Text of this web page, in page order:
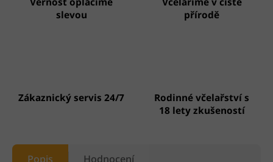
slevou
přírodě
Zákaznický servis 24/7
Rodinné včelařství s
18 lety zkušeností
Popis Hodnocení